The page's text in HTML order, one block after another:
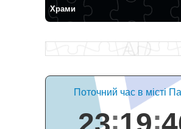
Храми
Поточний час в місті